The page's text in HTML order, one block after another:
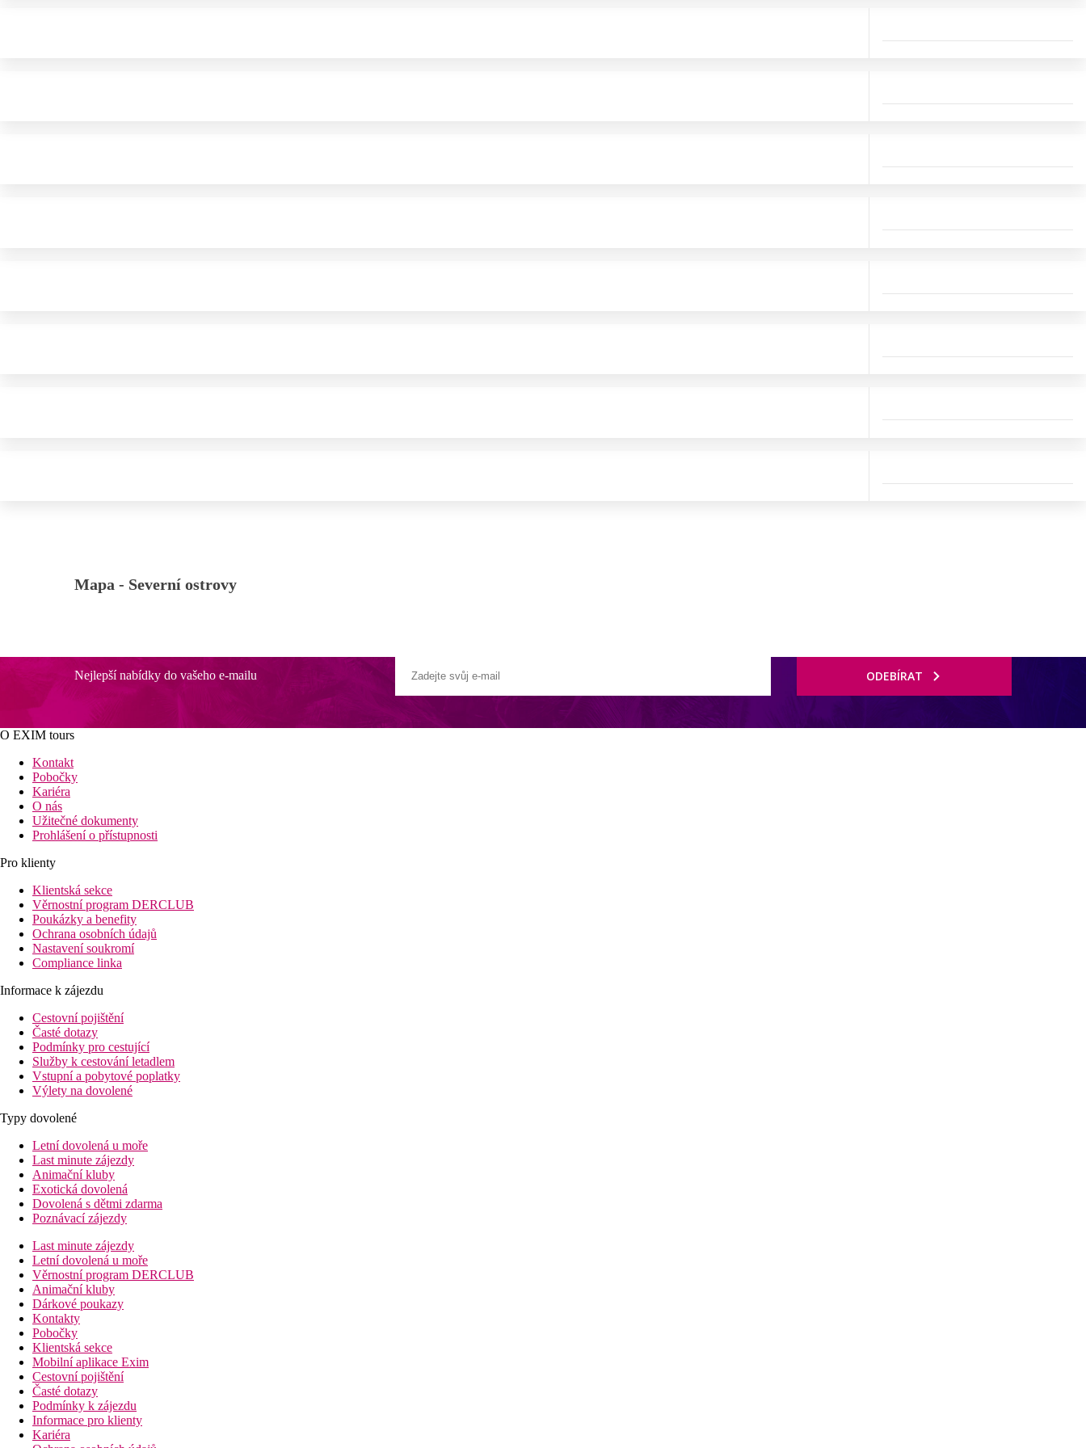
Mapa - Severní ostrovy
Nejlepší nabídky do vašeho e-mailu ODEBÍRAT
O EXIM tours
Kontakt
Pobočky
Kariéra
O nás
Užitečné dokumenty
Prohlášení o přístupnosti
Pro klienty
Klientská sekce
Věrnostní program DERCLUB
Poukázky a benefity
Ochrana osobních údajů
Nastavení soukromí
Compliance linka
Informace k zájezdu
Cestovní pojištění
Časté dotazy
Podmínky pro cestující
Služby k cestování letadlem
Vstupní a pobytové poplatky
Výlety na dovolené
Typy dovolené
Letní dovolená u moře
Last minute zájezdy
Animační kluby
Exotická dovolená
Dovolená s dětmi zdarma
Poznávací zájezdy
Last minute zájezdy
Letní dovolená u moře
Věrnostní program DERCLUB
Animační kluby
Dárkové poukazy
Kontakty
Pobočky
Klientská sekce
Mobilní aplikace Exim
Cestovní pojištění
Časté dotazy
Podmínky k zájezdu
Informace pro klienty
Kariéra